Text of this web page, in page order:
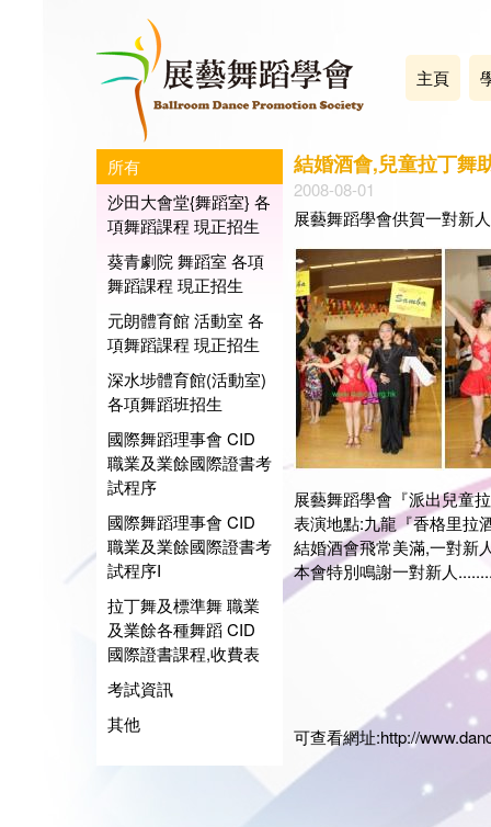
主頁
所有
沙田大會堂{舞蹈室} 各
項舞蹈課程 現正招生
葵青劇院 舞蹈室 各項
舞蹈課程 現正招生
元朗體育館 活動室 各
項舞蹈課程 現正招生
深水埗體育館(活動室)
各項舞蹈班招生
國際舞蹈理事會 CID
職業及業餘國際證書考
試程序
國際舞蹈理事會 CID
職業及業餘國際證書考
試程序I
拉丁舞及標準舞 職業
及業餘各種舞蹈 CID
國際證書課程,收費表
考試資訊
其他
結婚酒會,兒童拉丁舞
2008-08-01
展藝舞蹈學會供賀一對新
展藝舞蹈學會『派出兒童
表演地點:九龍『香格里拉
結婚酒會飛常美滿,一對新
本會特別鳴謝一對新人
展藝
會長:
日期
可查看網址:http://